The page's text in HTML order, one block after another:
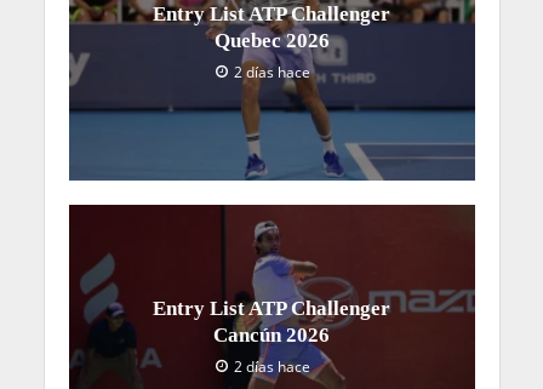
Entry List ATP Challenger
Quebec 2026
2 días hace
Entry List ATP Challenger
Cancún 2026
2 días hace